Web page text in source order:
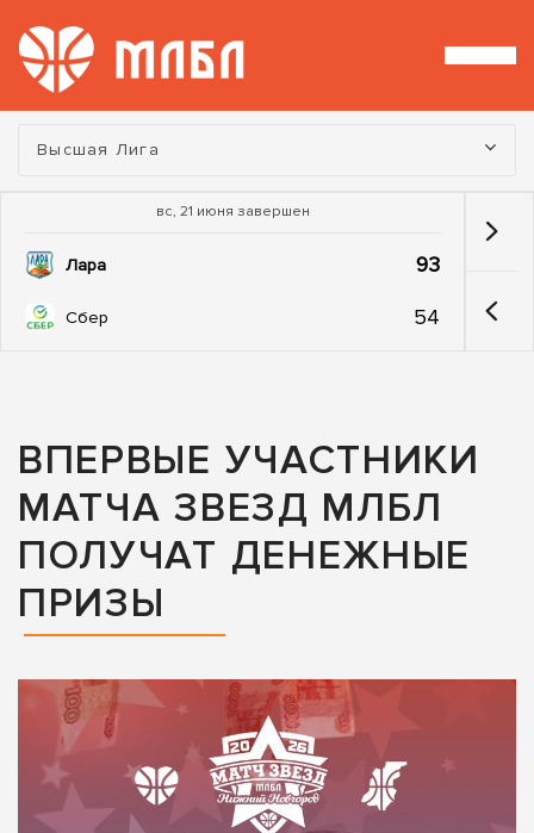
Турнир:
Высшая Лига
вс, 21 июня завершен
Лара 93
Сбер 54
ВПЕРВЫЕ УЧАСТНИКИ
МАТЧА ЗВЕЗД МЛБЛ
ПОЛУЧАТ ДЕНЕЖНЫЕ
ПРИЗЫ